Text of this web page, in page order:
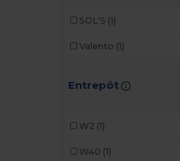
SOL'S (1)
Valento (1)
Entrepôt
W2 (1)
W40 (1)